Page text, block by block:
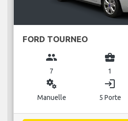
FORD TOURNEO
group
7
business_center
1
miscellaneous_services
Manuelle
login
5 Porte